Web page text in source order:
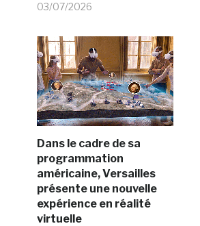
03/07/2026
Dans le cadre de sa
programmation
américaine, Versailles
présente une nouvelle
expérience en réalité
virtuelle